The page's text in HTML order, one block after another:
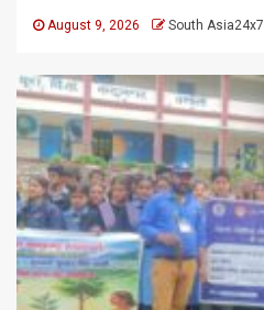
August 9, 2026 South Asia24x7